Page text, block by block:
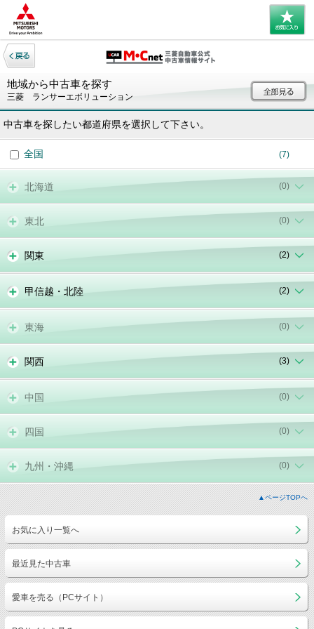
地域から中古車を探す
三菱 ランサーエボリューション
中古車を探したい都道府県を選択して下さい。
全国 (7)
北海道 (0)
東北 (0)
関東 (2)
甲信越・北陸 (2)
東海 (0)
関西 (3)
中国 (0)
四国 (0)
九州・沖縄 (0)
▲ページTOPへ
お気に入り一覧へ
最近見た中古車
愛車を売る（PCサイト）